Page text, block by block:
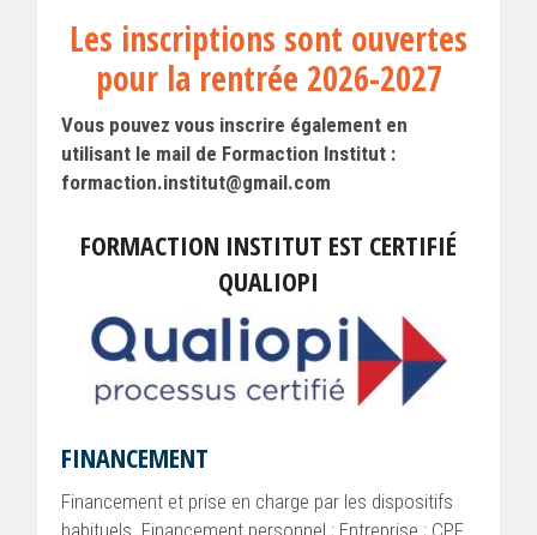
Les inscriptions sont ouvertes
pour la rentrée 2026-2027
Vous pouvez vous inscrire également en
utilisant le mail de Formaction Institut :
formaction.institut@gmail.com
FORMACTION INSTITUT EST CERTIFIÉ
QUALIOPI
FINANCEMENT
Financement et prise en charge par les dispositifs
habituels. Financement personnel ; Entreprise ; CPF